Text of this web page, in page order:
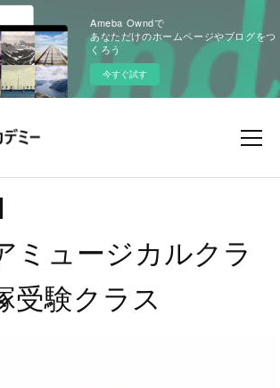
Ameba Owndで
あなただけのホームページやブログをつ
くろう
今すぐ試す
ミュージカルクラ
受験クラス